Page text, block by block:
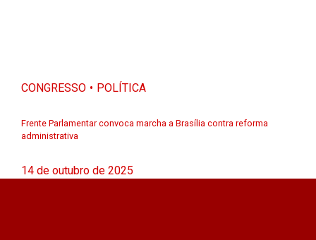
CONGRESSO POLÍTICA
Frente Parlamentar convoca marcha a Brasília contra reforma
administrativa
14 de outubro de 2025